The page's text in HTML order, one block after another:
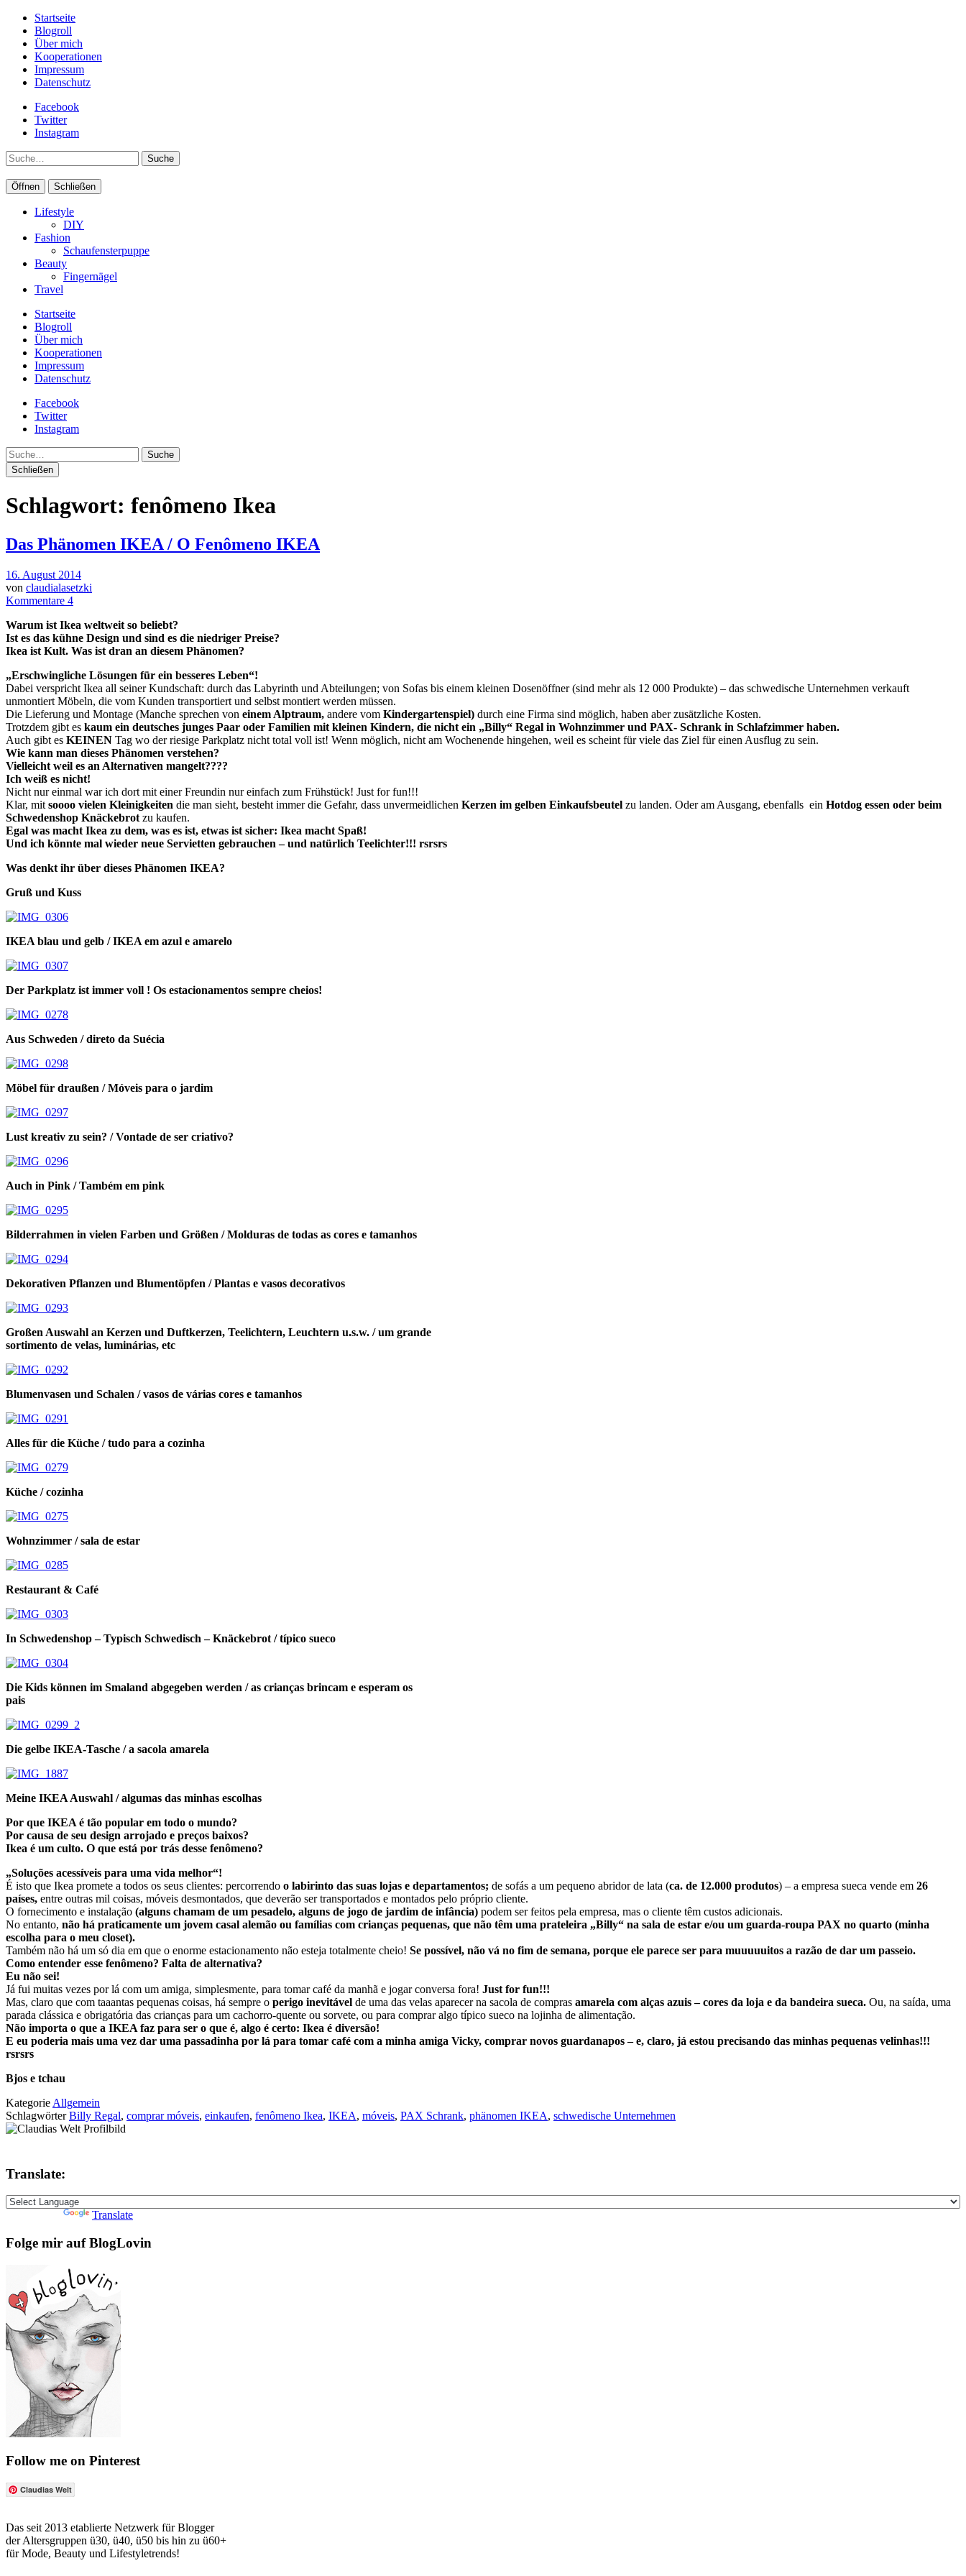
Startseite
Blogroll
Über mich
Kooperationen
Impressum
Datenschutz
Facebook
Twitter
Instagram
Suche
Öffnen Schließen
Lifestyle
DIY
Fashion
Schaufensterpuppe
Beauty
Fingernägel
Travel
Startseite
Blogroll
Über mich
Kooperationen
Impressum
Datenschutz
Facebook
Twitter
Instagram
Suche
Schließen
Schlagwort: fenômeno Ikea
Das Phänomen IKEA / O Fenômeno IKEA
16. August 2014
von claudialasetzki
Kommentare 4
Warum ist Ikea weltweit so beliebt?
Ist es das kühne Design und sind es die niedriger Preise?
Ikea ist Kult. Was ist dran an diesem Phänomen?
„Erschwingliche Lösungen für ein besseres Leben“!
Dabei verspricht Ikea all seiner Kundschaft: durch das Labyrinth und Abteilungen; von Sofas bis einem kleinen Dosenöffner (sind mehr als 12 000 Produkte) – das schwedische Unternehmen verkauft
unmontiert Möbeln, die vom Kunden transportiert und selbst montiert werden müssen.
Die Lieferung und Montage (Manche sprechen von einem Alptraum, andere vom Kindergartenspiel) durch eine Firma sind möglich, haben aber zusätzliche Kosten.
Trotzdem gibt es kaum ein deutsches junges Paar oder Familien mit kleinen Kindern, die nicht ein „Billy“ Regal in Wohnzimmer und PAX- Schrank in Schlafzimmer haben.
Auch gibt es KEINEN Tag wo der riesige Parkplatz nicht total voll ist! Wenn möglich, nicht am Wochenende hingehen, weil es scheint für viele das Ziel für einen Ausflug zu sein.
Wie kann man dieses Phänomen verstehen?
Vielleicht weil es an Alternativen mangelt????
Ich weiß es nicht!
Nicht nur einmal war ich dort mit einer Freundin nur einfach zum Frühstück! Just for fun!!!
Klar, mit soooo vielen Kleinigkeiten die man sieht, besteht immer die Gefahr, dass unvermeidlichen Kerzen im gelben Einkaufsbeutel zu landen. Oder am Ausgang, ebenfalls ein Hotdog essen oder beim
Schwedenshop Knäckebrot zu kaufen.
Egal was macht Ikea zu dem, was es ist, etwas ist sicher: Ikea macht Spaß!
Und ich könnte mal wieder neue Servietten gebrauchen – und natürlich Teelichter!!! rsrsrs
Was denkt ihr über dieses Phänomen IKEA?
Gruß und Kuss
IKEA blau und gelb / IKEA em azul e amarelo
Der Parkplatz ist immer voll ! Os estacionamentos sempre cheios!
Aus Schweden / direto da Suécia
Möbel für draußen / Móveis para o jardim
Lust kreativ zu sein? / Vontade de ser criativo?
Auch in Pink / Também em pink
Bilderrahmen in vielen Farben und Größen / Molduras de todas as cores e tamanhos
Dekorativen Pflanzen und Blumentöpfen / Plantas e vasos decorativos
Großen Auswahl an Kerzen und Duftkerzen, Teelichtern, Leuchtern u.s.w. / um grande
sortimento de velas, luminárias, etc
Blumenvasen und Schalen / vasos de várias cores e tamanhos
Alles für die Küche / tudo para a cozinha
Küche / cozinha
Wohnzimmer / sala de estar
Restaurant & Café
In Schwedenshop – Typisch Schwedisch – Knäckebrot / típico sueco
Die Kids können im Smaland abgegeben werden / as crianças brincam e esperam os
pais
Die gelbe IKEA-Tasche / a sacola amarela
Meine IKEA Auswahl / algumas das minhas escolhas
Por que IKEA é tão popular em todo o mundo?
Por causa de seu design arrojado e preços baixos?
Ikea é um culto. O que está por trás desse fenômeno?
„Soluções acessíveis para uma vida melhor“!
É isto que Ikea promete a todos os seus clientes: percorrendo o labirinto das suas lojas e departamentos; de sofás a um pequeno abridor de lata (ca. de 12.000 produtos) – a empresa sueca vende em 26
países, entre outras mil coisas, móveis desmontados, que deverão ser transportados e montados pelo próprio cliente.
O fornecimento e instalação (alguns chamam de um pesadelo, alguns de jogo de jardim de infância) podem ser feitos pela empresa, mas o cliente têm custos adicionais.
No entanto, não há praticamente um jovem casal alemão ou famílias com crianças pequenas, que não têm uma prateleira „Billy“ na sala de estar e/ou um guarda-roupa PAX no quarto (minha
escolha para o meu closet).
Também não há um só dia em que o enorme estacionamento não esteja totalmente cheio! Se possível, não vá no fim de semana, porque ele parece ser para muuuuuitos a razão de dar um passeio.
Como entender esse fenômeno? Falta de alternativa?
Eu não sei!
Já fui muitas vezes por lá com um amiga, simplesmente, para tomar café da manhã e jogar conversa fora! Just for fun!!!
Mas, claro que com taaantas pequenas coisas, há sempre o perigo inevitável de uma das velas aparecer na sacola de compras amarela com alças azuis – cores da loja e da bandeira sueca. Ou, na saída, uma
parada clássica e obrigatória das crianças para um cachorro-quente ou sorvete, ou para comprar algo típico sueco na lojinha de alimentação.
Não importa o que a IKEA faz para ser o que é, algo é certo: Ikea é diversão!
E eu poderia mais uma vez dar uma passadinha por lá para tomar café com a minha amiga Vicky, comprar novos guardanapos – e, claro, já estou precisando das minhas pequenas velinhas!!!
rsrsrs
Bjos e tchau
Kategorie Allgemein
SchlagwörterBilly Regal, comprar móveis, einkaufen, fenômeno Ikea, IKEA, móveis, PAX Schrank, phänomen IKEA, schwedische Unternehmen
Translate:
Translate
Folge mir auf BlogLovin
Follow me on Pinterest
Claudias Welt
Das seit 2013 etablierte Netzwerk für Blogger
der Altersgruppen ü30, ü40, ü50 bis hin zu ü60+
für Mode, Beauty und Lifestyletrends!